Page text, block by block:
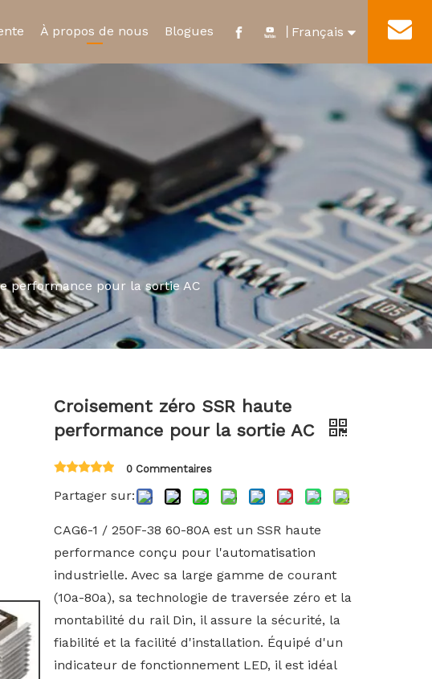
automobile Nouveau relais d'énergie
interrupteur Micro-interrupteur étanche
À propos de nous Blogues Contact 丨Français
العربية
Español
Português
Italiano
performance pour la sortie AC
Croisement zéro SSR haute
performance pour la sortie AC
0 Commentaires
Partager sur:
CAG6-1 / 250F-38 60-80A est un SSR haute
performance conçu pour l'automatisation
industrielle. Avec sa large gamme de courant
(10a-80a), sa technologie de traversée zéro et la
montabilité du rail Din, il assure la sécurité, la
fiabilité et la facilité d'installation. Équipé d'un
indicateur de fonctionnement LED, il est idéal